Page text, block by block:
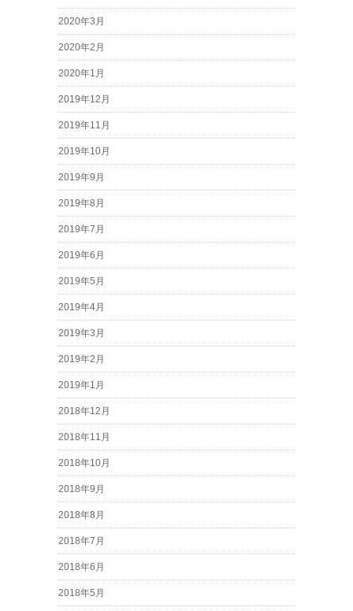
2020年3月
2020年2月
2020年1月
2019年12月
2019年11月
2019年10月
2019年9月
2019年8月
2019年7月
2019年6月
2019年5月
2019年4月
2019年3月
2019年2月
2019年1月
2018年12月
2018年11月
2018年10月
2018年9月
2018年8月
2018年7月
2018年6月
2018年5月